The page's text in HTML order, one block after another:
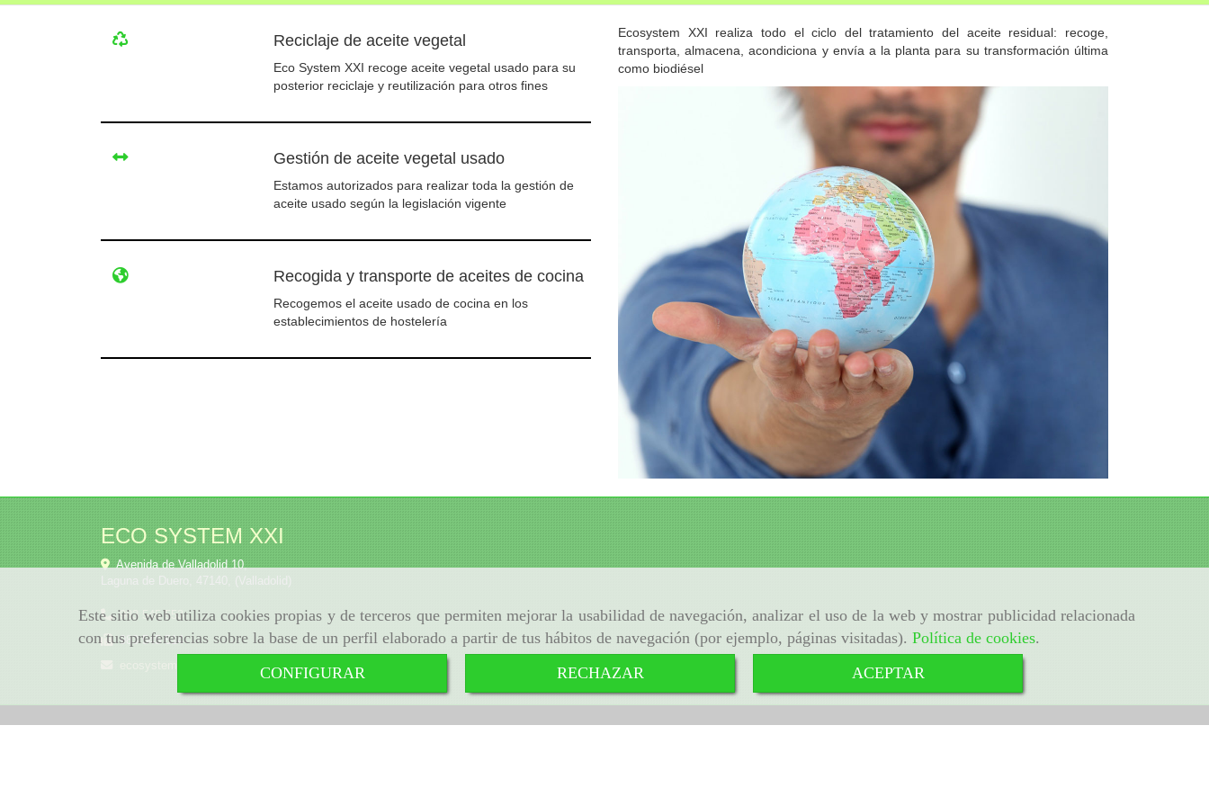
Este sitio web utiliza cookies propias y de terceros que permiten mejorar la usabilidad de navegación, analizar el uso de la web y mostrar publicidad relacionada
con tus preferencias sobre la base de un perfil elaborado a partir de tus hábitos de navegación (por ejemplo, páginas visitadas). Política de cookies.
CONFIGURAR
RECHAZAR ACEPTAR
Reciclaje de aceite vegetal
Eco System XXI recoge aceite vegetal usado para su
posterior reciclaje y reutilización para otros fines
Gestión de aceite vegetal usado
Estamos autorizados para realizar toda la gestión de
aceite usado según la legislación vigente
Recogida y transporte de aceites de cocina
Recogemos el aceite usado de cocina en los
establecimientos de hostelería
Ecosystem XXI realiza todo el ciclo del tratamiento del aceite residual: recoge,
transporta, almacena, acondiciona y envía a la planta para su transformación última
como biodiésel
ECO SYSTEM XXI
Avenida de Valladolid 10,
983 545 553
983 545 514
biograsas.com